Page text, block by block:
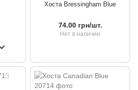
Хоста Bressingham Blue
74.00 грн/шт.
Нет в наличии